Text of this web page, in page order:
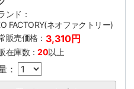
ンド：
FACTORY(ネオファクトリー)
販売価格： 3,310円
在庫数：20以上
：